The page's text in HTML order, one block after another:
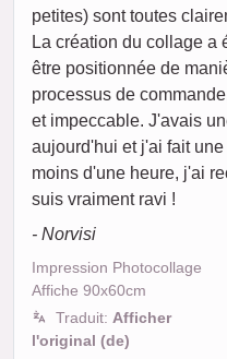
petites) sont toutes
La création du collage a
être positionnée de
processus de
et impeccable. J'avais
aujourd'hui et j'ai fait
moins d'une heure, j'ai
suis vraiment ravi !
- Norvisi
Impression Photocollage
Affiche 90x60cm
Traduit: Afficher
l'original (de)